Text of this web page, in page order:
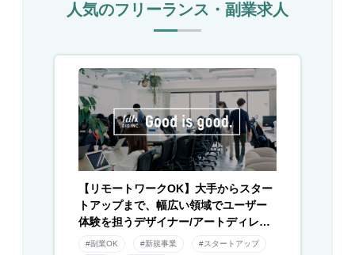
人気のフリーランス・副業求人
【リモートワークOK】大手からスター
トアップまで、幅広い領域でユーザー
体験を担うデザイナー/アートディレク
ター募集！
#副業OK #新規事業 #スタートアップ